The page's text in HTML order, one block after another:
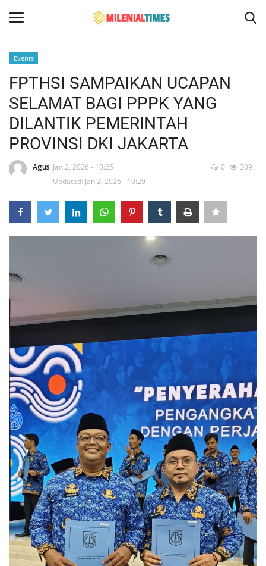
Home
Bencana Alam
Sosial Budaya Pariwisata
Events
Maritim
Pertanian
Perkebunan & Perikanan
Opini
Ekonomi & Keuangan
Pendidikan & Pelatihan
Events
FPTHSI SAMPAIKAN UCAPAN
SELAMAT BAGI PPPK YANG
DILANTIK PEMERINTAH
PROVINSI DKI JAKARTA
Agus Jan 2, 2026 - 10:25
Updated: Jan 2, 2026 - 10:29
0 309